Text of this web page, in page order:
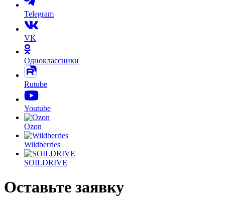
Telegram
VK
Одноклассники
Rutube
Youtube
Ozon
Wildberries
SOILDRIVE
Оставьте заявку